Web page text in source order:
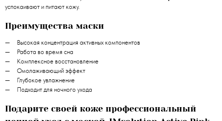
успокаивают и питают кожу.
Преимущества маски
Высокая концентрация активных компонентов
Работа во время сна
Комплексное восстановление
Омолаживающий эффект
Глубокое увлажнение
Подходит для ночного ухода
Подарите своей коже профессиональный